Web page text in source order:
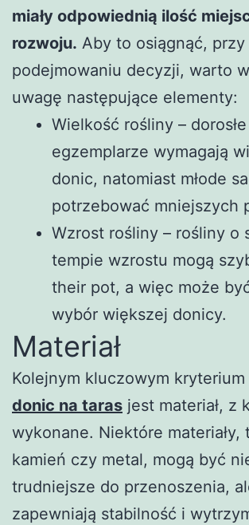
miały odpowiednią ilość
rozwoju. Aby to osiągnąć, przy
podejmowaniu decyzji, warto
uwagę następujące elementy:
Wielkość rośliny – dorosłe
egzemplarze wymagają
donic, natomiast młode
potrzebować mniejszych
Wzrost rośliny – rośliny o
tempie wzrostu mogą
their pot, a więc może
wybór większej donicy.
Materiał
Kolejnym kluczowym
donic na taras jest materiał, z
wykonane. Niektóre materiały,
kamień czy metal, mogą być
trudniejsze do przenoszenia,
zapewniają stabilność i